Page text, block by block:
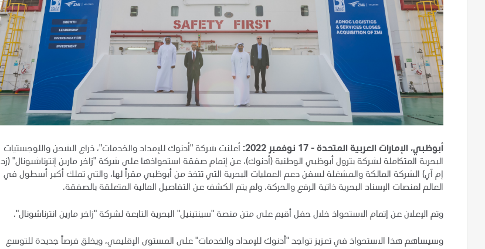
أبوظبي، الإمارات العربية المتحدة - 17 نوفمبر 2022:
أعلنت شركة "أدنوك للإمداد والخدمات"، ذراع الشحن واللوجستيات
البحرية المتكاملة لشركة بترول أبوظبي الوطنية (أدنوك)، عن إتمام صفقة استحواذها على شركة "زاخر مارين إنترناشيونال" (زد
إم آي) الشركة المالكة والمشغلة لسفن دعم العمليات البحرية التي تتخذ من أبوظبي مقراً لها، والتي تملك أكبر أسطول في
العالم لمنصات الإسناد البحرية ذاتية الرفع والحركة. ولم يتم الكشف عن التفاصيل المالية المتعلقة بالصفقة.
وتم الإعلان عن إتمام الاستحواذ خلال حفل أقيم على متن منصة "سينتينيل" البحرية التابعة لشركة "زاخر مارين انترناشونال".
وسيساهم هذا الاستحواذ في تعزيز تواجد "أدنوك للإمداد والخدمات" على المستوى الإقليمي، ويخلق فرصاً جديدة للتوسع